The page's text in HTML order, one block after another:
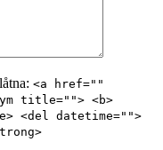
<a href=""
title=""> <b>
<del datetime="">